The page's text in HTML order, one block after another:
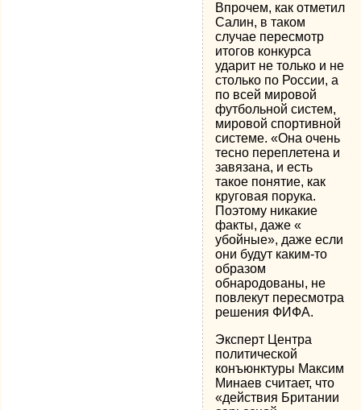
Впрочем, как отметил
Салин, в таком
случае пересмотр
итогов конкурса
ударит не только и не
столько по России, а
по всей мировой
футбольной систем,
мировой спортивной
системе. «Она очень
тесно переплетена и
завязана, и есть
такое понятие, как
круговая порука.
Поэтому никакие
факты, даже «
убойные», даже если
они будут каким-то
образом
обнародованы, не
повлекут пересмотра
решения ФИФА.
Эксперт Центра
политической
конъюнктуры Максим
Минаев считает, что
«действия Британии